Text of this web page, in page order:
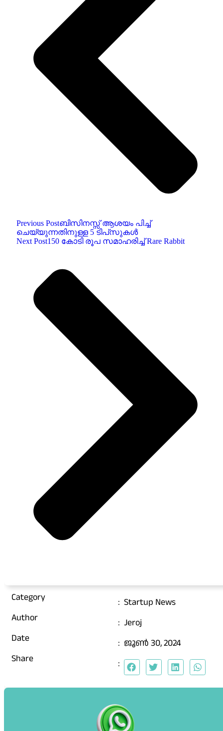
Previous Postബിസിനസ്സ് ആശയം പിച്ച്
ചെയ്യുന്നതിനുള്ള 5 ടിപ്‌സുകൾ
Next Post150 കോടി രൂപ സമാഹരിച്ച് Rare Rabbit
Category : Startup News
Author
: Jeroj
Date
: ജൂൺ 30, 2024
Share
: